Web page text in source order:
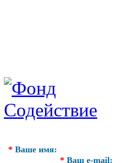
* Ваше имя:
* Ваш e-mail: